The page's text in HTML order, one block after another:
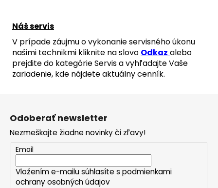
Náš servis
V prípade záujmu o vykonanie servisného úkonu
našimi technikmi kliknite na slovo Odkaz alebo
prejdite do kategórie Servis a vyhľadajte Vaše
zariadenie, kde nájdete aktuálny cenník.
Z
Odoberať newsletter
Nezmeškajte žiadne novinky či zľavy!
Email
Vložením e-mailu súhlasíte s podmienkami
ochrany osobných údajov